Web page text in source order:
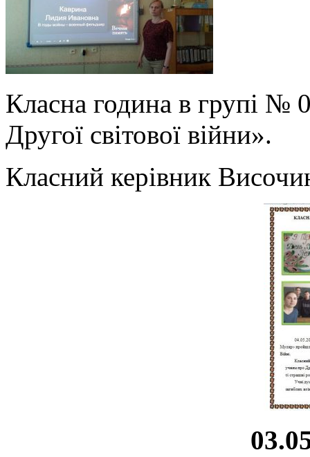
Класна година в групі №
Другої світової війни».
Класний керівник